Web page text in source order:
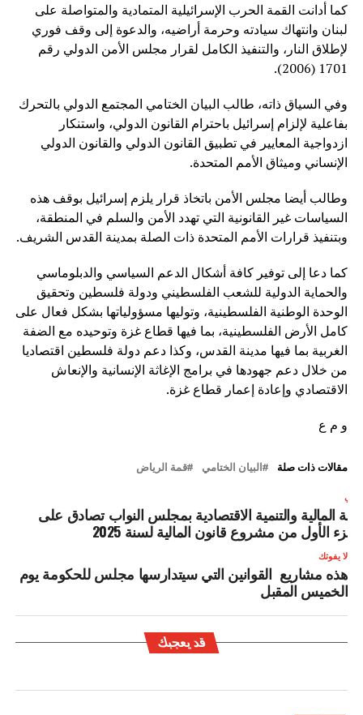
كما أدانت القمة الحرب الإسرائيلية المتمادية والمتواصلة على
لبنان وانتهاك سيادته وحرمة أراضيه، والدعوة إلى وقف فوري
لإطلاق النار، والتنفيذ الكامل لقرار مجلس الأمن الدولي رقم
1701 (2006).
وفي السياق ذاته، طالب البيان الختامي المجتمع الدولي بالتحرك
بفاعلية لإلزام إسرائيل باحترام القانون الدولي، واستنكار
ازدواجية المعايير في تطبيق القانون الدولي والقانون الدولي
الإنساني وميثاق الأمم المتحدة.
وطالب أيضا مجلس الأمن باتخاذ قرار يلزم إسرائيل بوقف هذه
السياسات غير القانونية التي تهدد الأمن والسلم في المنطقة،
وبتنفيذ قرارات الأمم المتحدة ذات الصلة بمدينة القدس الشريف.
كما دعا إلى توفير كافة أشكال الدعم السياسي والدبلوماسي
والحماية الدولية للشعب الفلسطيني ودولة فلسطين وتحقيق
الوحدة الوطنية الفلسطينية، وتوليها مسؤولياتها بشكل فعال على
كامل الأرض الفلسطينية، بما فيها قطاع غزة وتوحيده مع الضفة
الغربية بما فيها مدينة القدس، وكذا دعم دولة فلسطين اقتصاديا
من خلال دعم جهودها في برامج الإغاثة الإنسانية والإنعاش
الاقتصادي وإعادة إعمار قطاع غزة.
و م ع
مقالات ذات صلة البيان الختامي قمة الرياض
المالية والتنمية الاقتصادية بمجلس النواب تصادق على
الأول من مشروع قانون المالية لسنة 2025
لا يفوتك
هذه مشاريع القوانين التي سيتدارسها مجلس للحكومة يوم
الخميس المقبل
قد يعجبك